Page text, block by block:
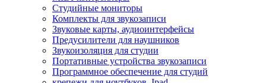
Студийные мониторы
Комплекты для звукозаписи
Звуковые карты, аудиоинтерфейсы
Предусилители для наушников
Звукоизоляция для студии
Портативные устройства звукозаписи
Программное обеспечение для студий